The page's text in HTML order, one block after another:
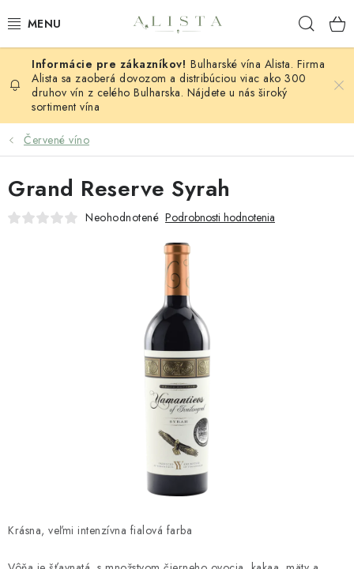
na
ČERVENÉ VÍNO
BIELE VÍNO
RUŽOVÉ VÍNO
ŠUMIVÉ VÍNO
Obchodné podmienky
Podmienky ochrany osobných údajov
Bulharské vína Alista. Firma
Alista sa zaoberá dovozom a distribúciou viac ako 300
druhov vín z celého Bulharska. Nájdete u nás široký
sortiment vína
Červené víno
Krásna, veľmi intenzívna fialová farba
Grand Reserve Syrah
Neohodnotené Podrobnosti hodnotenia